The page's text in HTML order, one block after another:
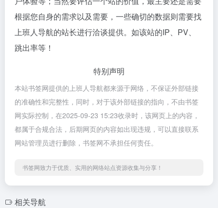
根据您自身的需求以及需要，一些确切的数据则需要找
上班人导航的站长进行洽谈提供。如该站的IP、PV、
跳出率等！
特别声明
本站书签网提供的上班人导航都来源于网络，不保证外部链接
的准确性和完整性，同时，对于该外部链接的指向，不由书签
网实际控制，在2025-09-23 15:23收录时，该网页上的内容，
都属于合规合法，后期网页的内容如出现违规，可以直接联系
网站管理员进行删除，书签网不承担任何责任。
书签网致力于优质、实用的网络站点资源收集与分享！
相关导航